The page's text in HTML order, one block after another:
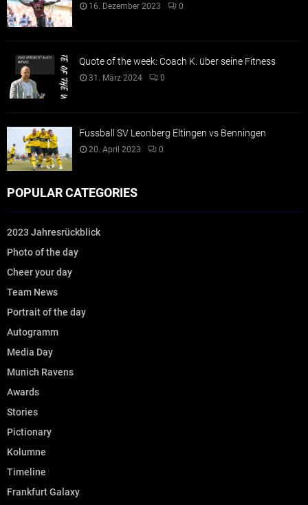
16. Dezember 2023 0
Quote of the week: Coach K. über seine Fitness
31. März 2024 0
Fussball SV Leonberg Eltingen vs Benningen
20. April 2023 0
POPULAR CATEGORIES
2023 Jahresrückblick
Photo of the day
Cheer your day
Team News
Portrait of the day
Autogramm
Media Day
Munich Ravens
Awards
Stories
Pictionary
Kolumne
Timeline
Frankfurt Galaxy